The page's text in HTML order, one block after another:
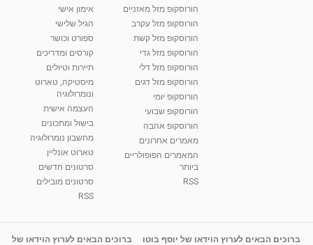
01:37
יוסי שר - מתמחה בשיטת אלכסנדר וטאי צ'י
2,738 צפיות
01:46
רנה רז-גילו -טיפול אנרגטי ויעוץ רוחני - נומרולוגית
2,314 צפיות
05:37
סודות בתאריך הלידה, משמעות חודש הלידה -
ינואר זינה ליבשיץ נומרולוגית
ליסה גרוסמן - המרכז לאימון התנהגותי - קשב
מדיטציה בדמיון מודרך - היכרות עם האני הפנימי
הורוסקופ מזל מאזניים
הורוסקופ מזל עקרב
הורוסקופ מזל קשת
הורוסקופ מזל גדי
הורוסקופ מזל דלי
הורוסקופ מזל דגים
הורוסקופ יומי
הורוסקופ שבועי
הורוסקופ אהבה
מאמרים אחרונים
המאמרים הפופולריים
ביותר
RSS
אימון אישי
הגיל שלישי
ספורט וכושר
קורסים ומדריכים
תיירות וטיולים
מיסטיקה, טארוט
ונומרולוגיה
העצמה אישית
בישול ומתכונים
מחשבון נומרולוגיה
טארוט אונליין
סרטונים חדשים
סרטונים מובילים
RSS
ברוכים הבאים לערוץ הוידאו של יוסף בוטו
ברוכים הבאים לערוץ הוידאו של